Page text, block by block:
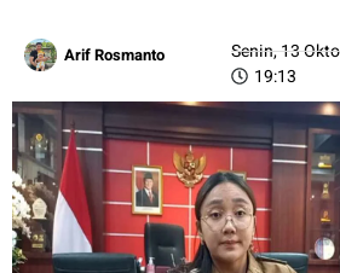
Arif Rosmanto
Senin, 13
19:13